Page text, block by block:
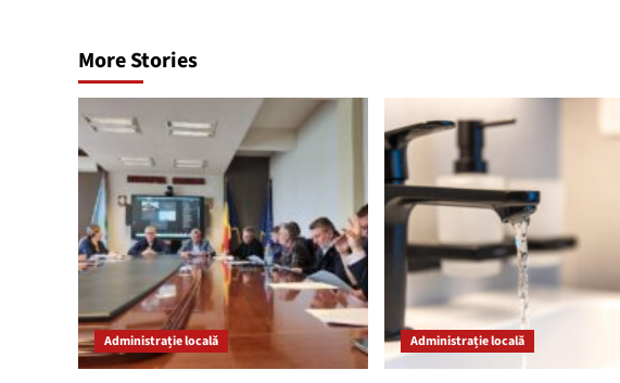
More Stories
Administrație locală Administrație locală